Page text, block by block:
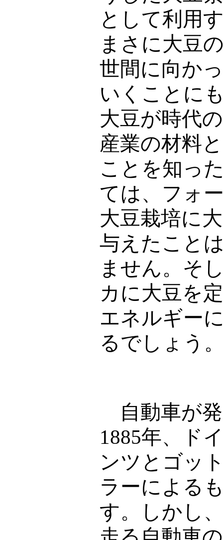
として利用
まさに大豆
世間に向か
いくことに
大豆が時代
産業の材料
ことを知っ
ては、フォ
大豆栽培に
与えたこと
ません。そ
カに大豆を
エネルギー
るでしょう
自動車が
1885年、ド
ンツとゴッ
ラーによる
す。しかし